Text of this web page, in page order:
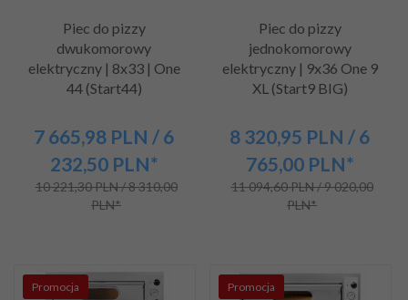
Piec do pizzy
dwukomorowy
elektryczny | 8x33 | One
44 (Start44)
7 665,98 PLN / 6
232,50 PLN*
10 221,30 PLN / 8 310,00
PLN*
Piec do pizzy
jednokomorowy
elektryczny | 9x36 One 9
XL (Start9 BIG)
8 320,95 PLN / 6
765,00 PLN*
11 094,60 PLN / 9 020,00
PLN*
Promocja Promocja